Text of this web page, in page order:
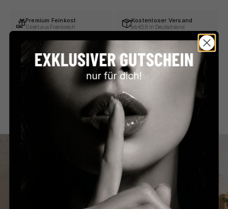
Premium Feinkost
Direkt aus Frankreich
Kostenloser Versand
ab €59 in Deutschland
Schnell & unkompliziert PayPal, Klarna & mehr
Zutaten & Nährwerte